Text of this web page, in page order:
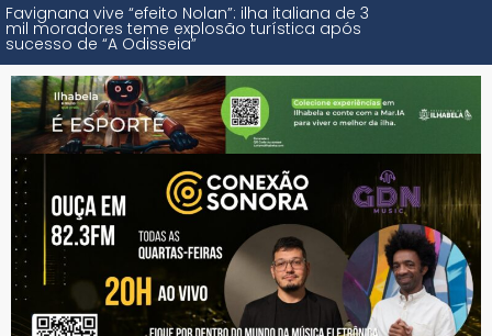
Favignana vive “efeito Nolan”: ilha italiana de 3
mil moradores teme explosão turística após
sucesso de “A Odisseia”